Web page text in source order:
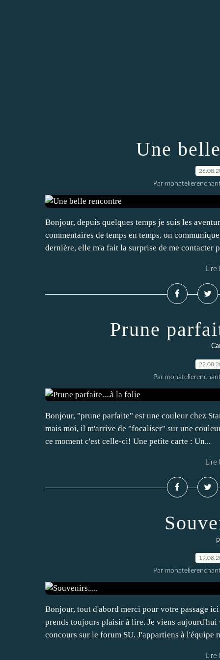
Une
Par
Bonjour, depuis quelques temps je suis les
commentaires de temps en temps, on
dernière, elle m'a fait la surprise de me contacter
Lire
Prune
Par
Bonjour, "prune parfaite" est une couleur chez
mais moi, il m'arrive de "focaliser" sur une
ce moment c'est celle-ci! Une petite carte : Un...
Lire
Par
Bonjour, tout d'abord merci pour votre passage
prends toujours plaisir à lire. Je viens aujourd'hui
concours sur le forum SU. J'appartiens à l'équipe
Lire